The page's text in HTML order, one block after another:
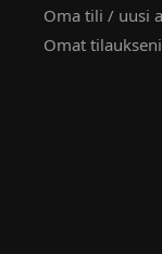
Oma tili / uusi
Omat tilaukseni